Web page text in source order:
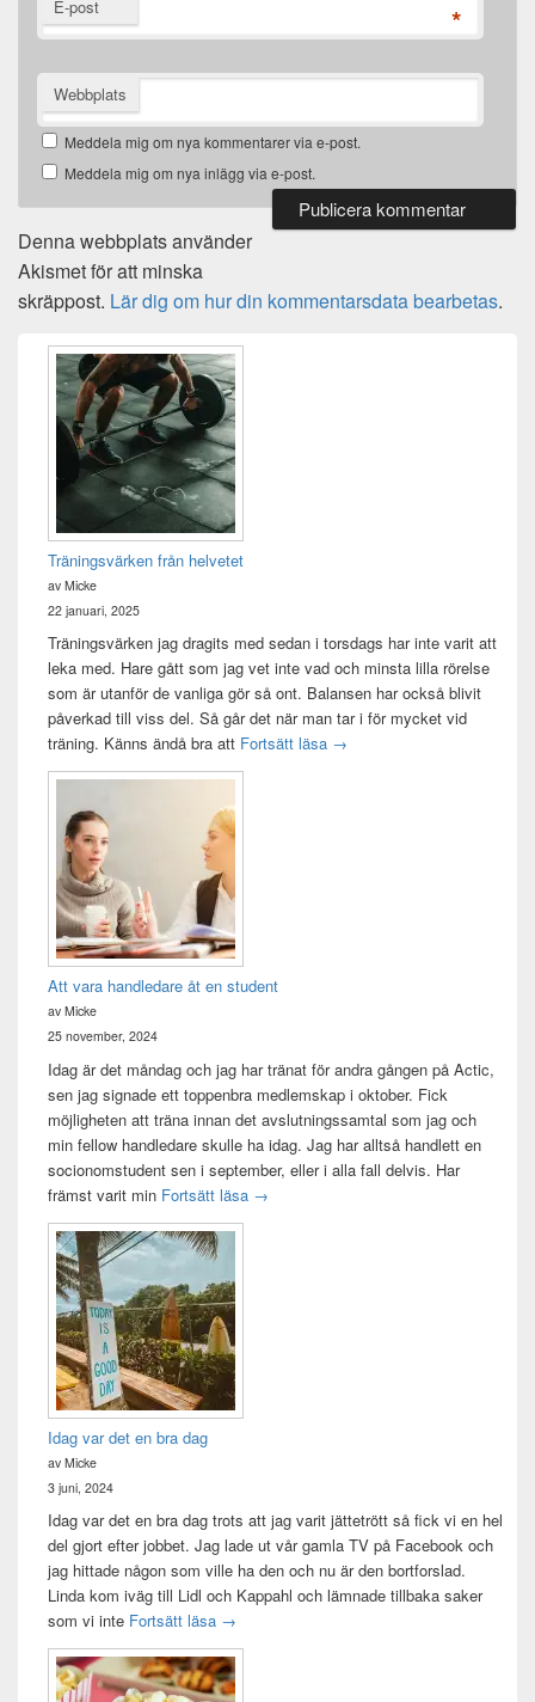
E-post *
Webbplats
Meddela mig om nya kommentarer via e-post.
Meddela mig om nya inlägg via e-post.
Denna webbplats använder
Akismet för att minska
skräppost. Lär dig om hur din kommentarsdata bearbetas.
Primära
sidofältet
Widget
område
Träningsvärken från helvetet
av Micke
22 januari, 2025
Träningsvärken jag dragits med sedan i torsdags har inte varit att
leka med. Hare gått som jag vet inte vad och minsta lilla rörelse
som är utanför de vanliga gör så ont. Balansen har också blivit
påverkad till viss del. Så går det när man tar i för mycket vid
träning. Känns ändå bra att Fortsätt läsa Träningsvärken från helvetet
→
Att vara handledare åt en student
av Micke
25 november, 2024
Idag är det måndag och jag har tränat för andra gången på Actic,
sen jag signade ett toppenbra medlemskap i oktober. Fick
möjligheten att träna innan det avslutningssamtal som jag och
min fellow handledare skulle ha idag. Jag har alltså handlett en
socionomstudent sen i september, eller i alla fall delvis. Har
främst varit min Fortsätt läsa Att vara handledare åt en student
→
Idag var det en bra dag
av Micke
3 juni, 2024
Idag var det en bra dag trots att jag varit jättetrött så fick vi en hel
del gjort efter jobbet. Jag lade ut vår gamla TV på Facebook och
jag hittade någon som ville ha den och nu är den bortforslad.
Linda kom iväg till Lidl och Kappahl och lämnade tillbaka saker
som vi inte Fortsätt läsa Idag var det en bra dag
→